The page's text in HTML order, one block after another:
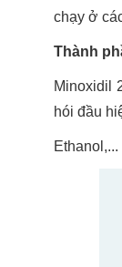
chạy ở
Thành
Minoxidil
hói đầu